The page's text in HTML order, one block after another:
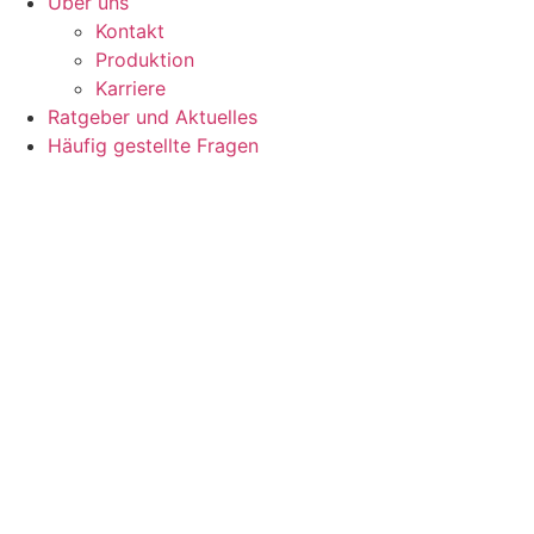
Kontakt
Produktion
Karriere
Ratgeber und Aktuelles
Häufig gestellte Fragen